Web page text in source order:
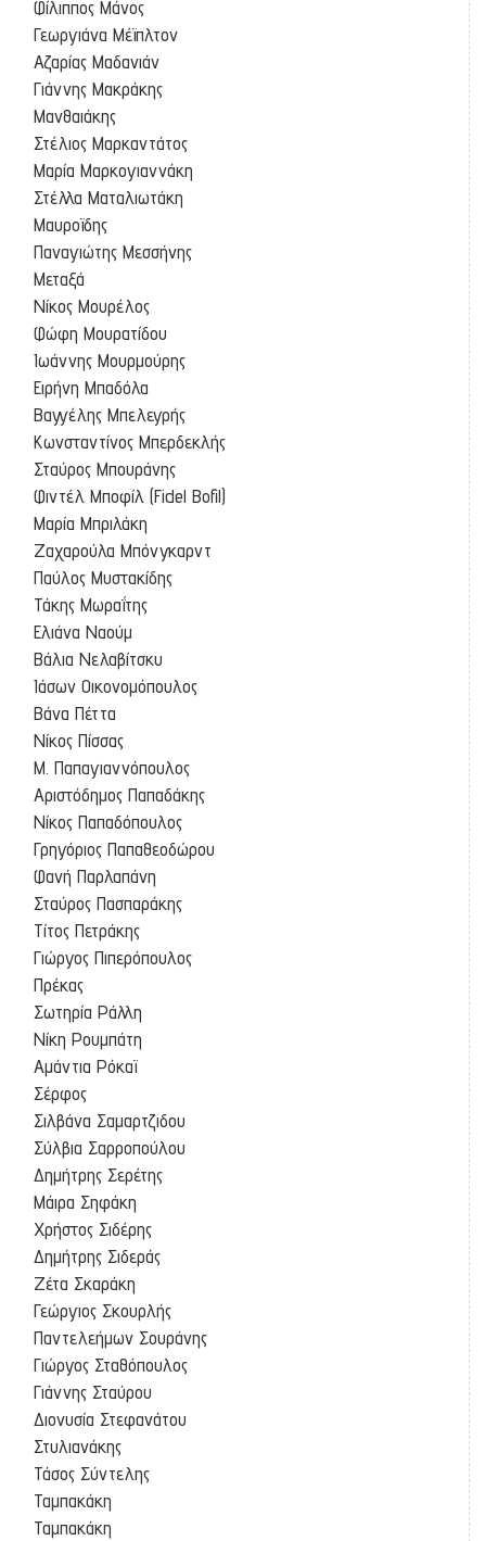
Φίλιππος Μάνος
Γεωργιάνα Μέϊπλτον
Αζαρίας Μαδανιάν
Γιάννης Μακράκης
Μανθαιάκης
Στέλιος Μαρκαντάτος
Μαρία Μαρκογιαννάκη
Στέλλα Ματαλιωτάκη
Μαυροϊδης
Παναγιώτης Μεσσήνης
Μεταξά
Νίκος Μουρέλος
Φώφη Μουρατίδου
Ιωάννης Μουρμούρης
Ειρήνη Μπαδόλα
Βαγγέλης Μπελεγρής
Κωνσταντίνος Μπερδεκλής
Σταύρος Μπουράνης
Φιντέλ Μποφίλ (Fidel Bofil)
Μαρία Μπριλάκη
Ζαχαρούλα Μπόνγκαρντ
Παύλος Μυστακίδης
Τάκης Μωραΐτης
Ελιάνα Ναούμ
Βάλια Νελαβίτσκυ
Ιάσων Οικονομόπουλος
Βάνα Πέττα
Νίκος Πίσσας
Μ. Παπαγιαννόπουλος
Αριστόδημος Παπαδάκης
Νίκος Παπαδόπουλος
Γρηγόριος Παπαθεοδώρου
Φανή Παρλαπάνη
Σταύρος Πασπαράκης
Τίτος Πετράκης
Γιώργος Πιπερόπουλος
Πρέκας
Σωτηρία Ράλλη
Νίκη Ρουμπάτη
Αμάντια Ρόκαϊ
Σέρφος
Σιλβάνα Σαμαρτζιδου
Σύλβια Σαρροπούλου
Δημήτρης Σερέτης
Μάιρα Σηφάκη
Χρήστος Σιδέρης
Δημήτρης Σιδεράς
Ζέτα Σκαράκη
Γεώργιος Σκουρλής
Παντελεήμων Σουράνης
Γιώργος Σταθόπουλος
Γιάννης Σταύρου
Διονυσία Στεφανάτου
Στυλιανάκης
Τάσος Σύντελης
Ταμπακάκη
Ταμπακάκη